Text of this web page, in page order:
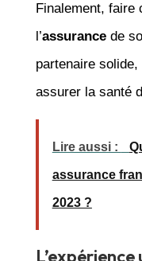
Finalement, faire
l’assurancede
partenaire
assurer la santé
Lire aussi :
assurance
2023 ?